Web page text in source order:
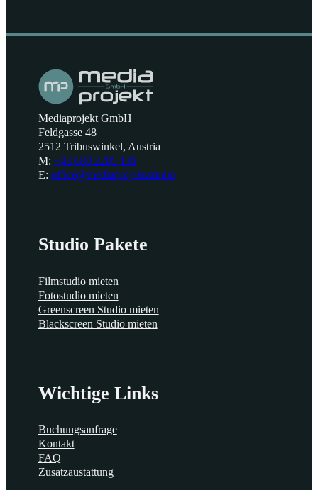
Mediaprojekt GmbH
Feldgasse 48
2512 Tribuswinkel, Austria
M: +43 680 2205 131
E: office@mediaprojekt.studio
Studio Pakete
Filmstudio mieten
Fotostudio mieten
Greenscreen Studio mieten
Blackscreen Studio mieten
Wichtige Links
Buchungsanfrage
Kontakt
FAQ
Zusatzaustattung